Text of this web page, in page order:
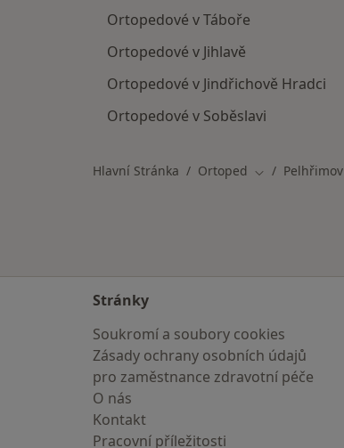
Ortopedové v Táboře
Ortopedové v Jihlavě
Ortopedové v Jindřichově Hradci
Ortopedové v Soběslavi
Hlavní Stránka Ortoped Změna města
Pelhřimov
Stránky
Soukromí a soubory cookies
Zásady ochrany osobních údajů
pro zaměstnance zdravotní péče
O nás
Kontakt
Pracovní příležitosti